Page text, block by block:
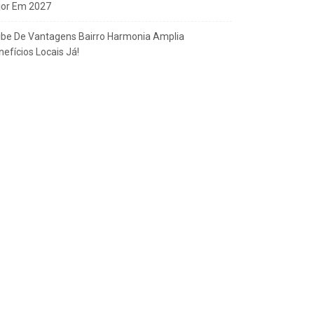
Em 2027
De Vantagens Bairro Harmonia Amplia
Locais Já!